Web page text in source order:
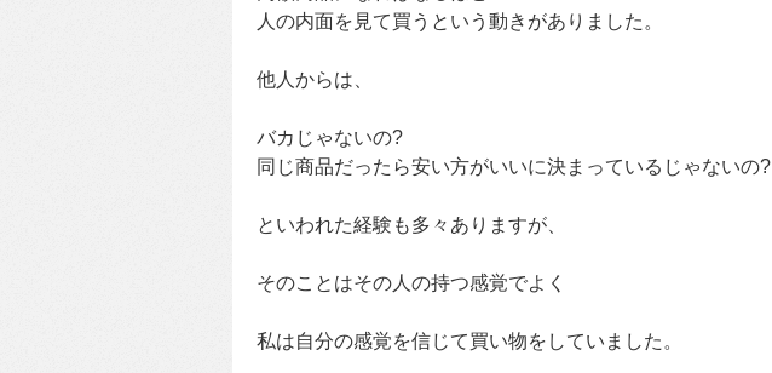
人の内面を見て買うという動きがありました。
他人からは、
バカじゃないの?
同じ商品だったら安い方がいいに決まっているじゃないの?
といわれた経験も多々ありますが、
そのことはその人の持つ感覚でよく
私は自分の感覚を信じて買い物をしていました。